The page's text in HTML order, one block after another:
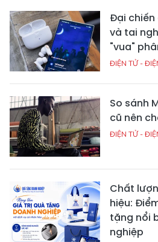
Đại chiến
và tai
"vua"
ĐIỆN TỬ -
So sánh
cũ nên
ĐIỆN TỬ -
Chất
hiệu:
tặng nổi
nghiệp